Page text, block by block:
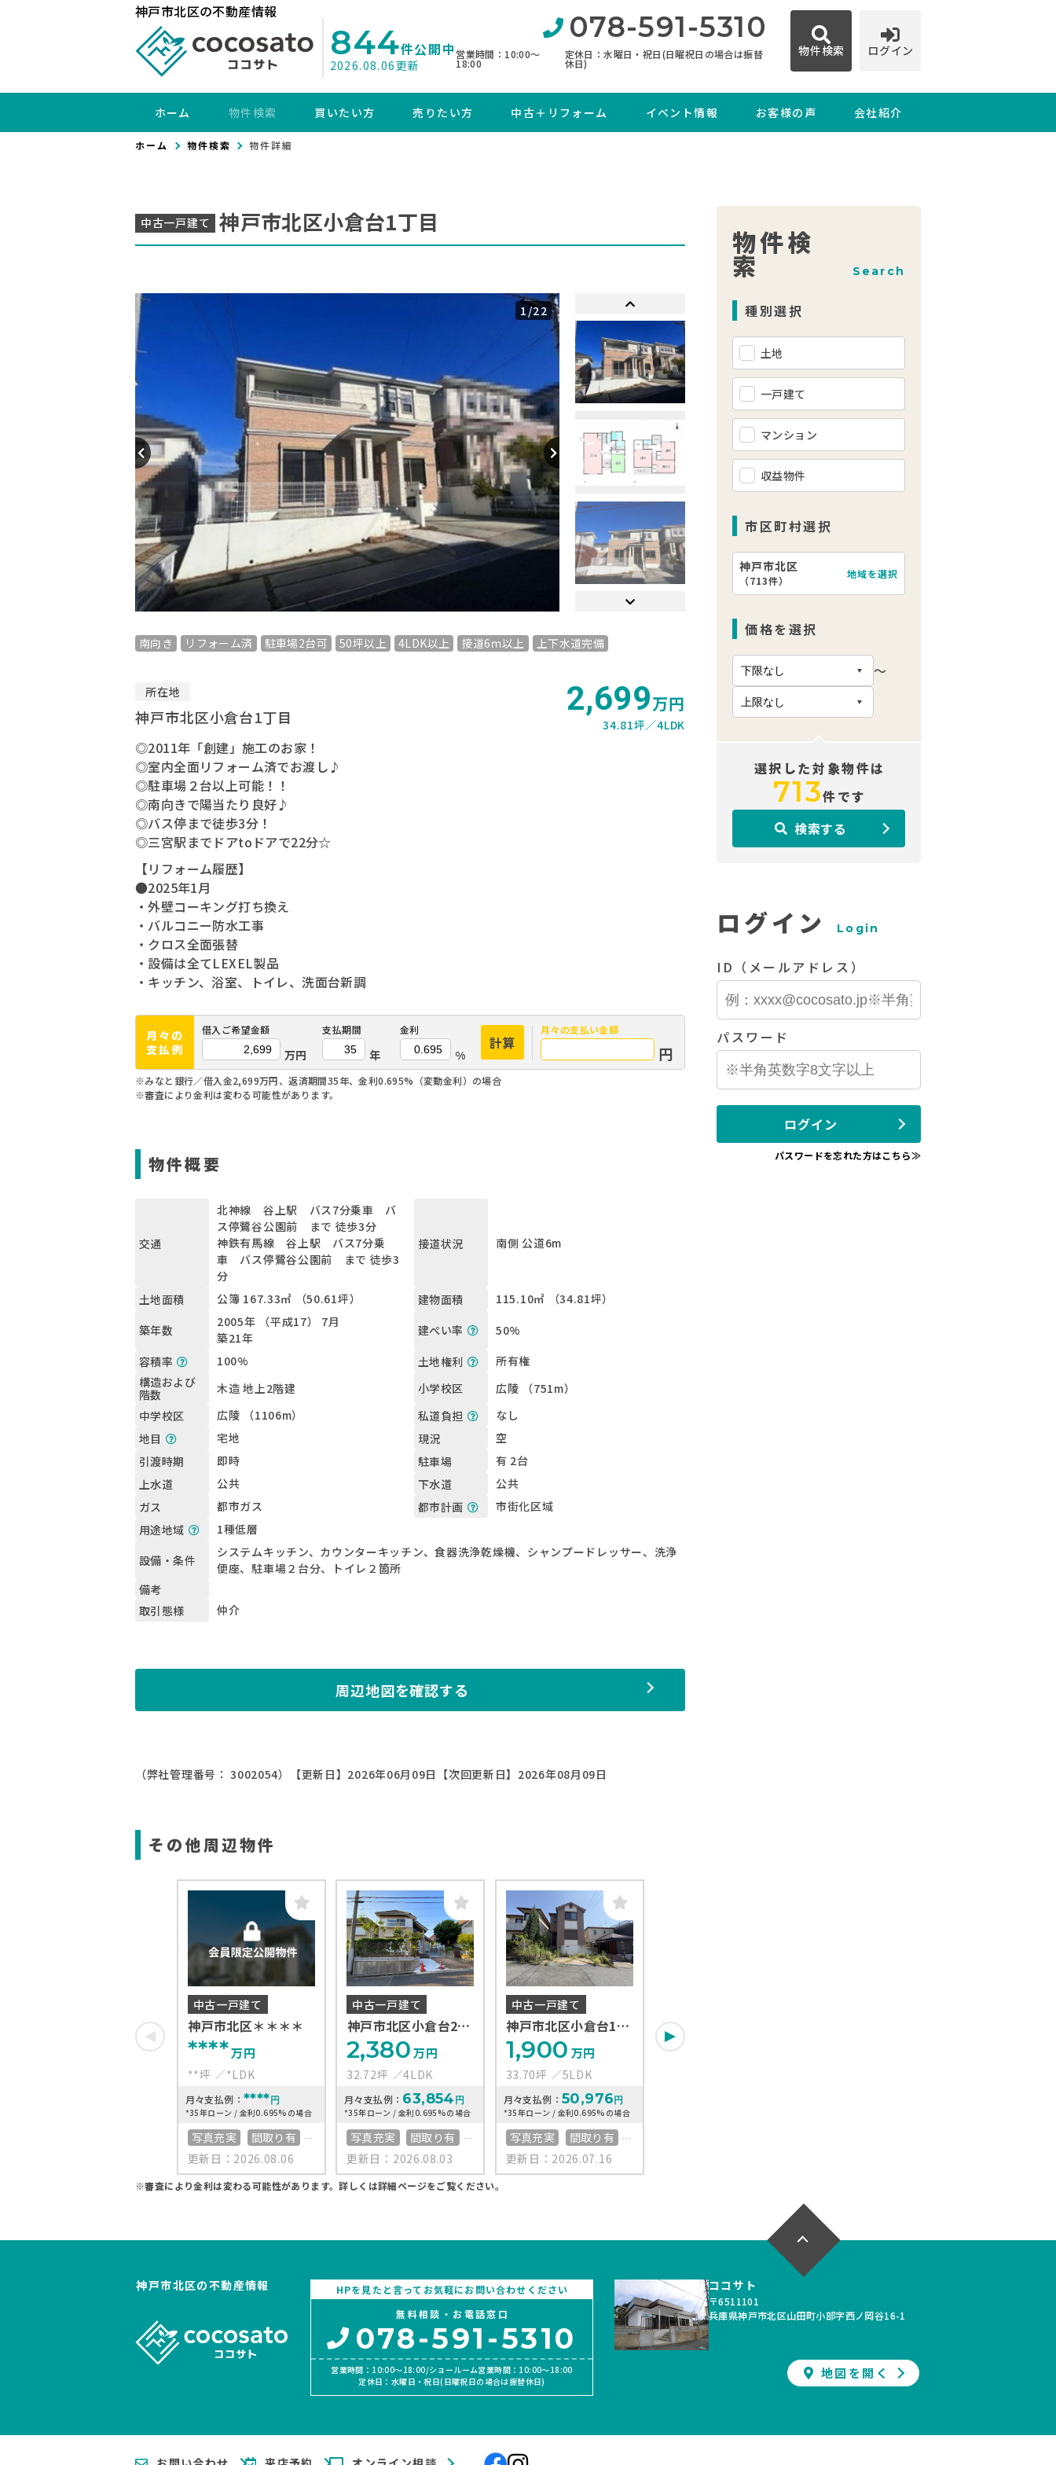
844件公開中
2026.08.06更新
神戸市北区の不動産情報 078-591-5310
営業時間：10:00〜
18:00
定休日：水曜日・祝日(日曜祝日の場合は振替
休日)
物件検索 ログイン
ホーム 物件検索 買いたい方 売りたい方 中古＋リフォーム イベント情報 お客様の声 会社紹介
ホーム 物件検索 物件詳細
中古一戸建て 神戸市北区小倉台1丁目
1/22
南向き リフォーム済 駐車場2台可 50坪以上 4LDK以上 接道6ｍ以上 上下水道完備
所在地
神戸市北区小倉台1丁目 2,699万円
34.81坪 4LDK
◎2011年「創建」施工のお家！
◎室内全面リフォーム済でお渡し♪
◎駐車場２台以上可能！！
◎南向きで陽当たり良好♪
◎バス停まで徒歩3分！
◎三宮駅までドアtoドアで22分☆
【リフォーム履歴】
●2025年1月
・外壁コーキング打ち換え
・バルコニー防水工事
・クロス全面張替
・設備は全てLEXEL製品
・キッチン、浴室、トイレ、洗面台新調
月々の
支払例
借入ご希望金額
万円
支払期間
年
金利
%
計算
月々の支払い金額
円
※みなと銀行／借入金2,699万円、返済期間35年、金利0.695%（変動金利）の場合
※審査により金利は変わる可能性があります。
物件概要
交通
北神線 谷上駅 バス7分乗車 バ
ス停鷺谷公園前 まで 徒歩3分
神鉄有馬線 谷上駅 バス7分乗
車 バス停鷺谷公園前 まで 徒歩3
分
接道状況 南側 公道6m
土地面積 公簿 167.33㎡ （50.61坪） 建物面積
115.10㎡ （34.81坪）
築年数
2005年 （平成17） 7月
築21年
建ぺい率
50%
容積率
100% 土地権利
所有権
構造および
階数
木造 地上2階建 小学校区
広陵 （751m）
中学校区
広陵 （1106m） 私道負担
なし
地目
宅地 現況
空
引渡時期
即時 駐車場
有 2台
上水道
公共 下水道
公共
ガス
都市ガス 都市計画
市街化区域
用途地域
1種低層
設備・条件
システムキッチン、カウンターキッチン、食器洗浄乾燥機、シャンプードレッサー、洗浄
便座、駐車場２台分、トイレ２箇所
備考
取引態様
仲介
周辺地図を確認する
（弊社管理番号： 3002054） 【更新日】2026年06月09日 【次回更新日】2026年08月09日
その他周辺物件
中古一戸建て
神戸市北区＊＊＊＊
****万円
**坪 *LDK
月々支払例： ****円
*35年ローン / 金利0.695%の場合
写真充実
間取り有
南向き
駐車場2台可
50坪以上
4LDK以上
更新日：2026.08.06
中古一戸建て
神戸市北区小倉台2丁
目
2,380万円
32.72坪 4LDK
月々支払例： 63,854 円
*35年ローン / 金利0.695%の場合
写真充実
間取り有
南向き
リフォーム済
50坪以上
4LDK以上
更新日：2026.08.03
中古一戸建て
神戸市北区小倉台1丁
目
1,900 万円
33.70坪 5LDK
月々支払例： 50,976円
*35年ローン / 金利0.695%の場合
写真充実
間取り有
4LDK以上
更新日：2026.07.16
神戸市北区小倉台1丁
目
****
駐車場１台無料
南面バルコニー
※審査により金利は変わる可能性があります。詳しくは詳細ページをご覧ください。
物件検
索 Search
種別選択
土地
一戸建て
マンション
収益物件
市区町村選択
神戸市北区
（713件）
地域を選択
価格を選択
〜
選択した対象物件は
713件です
検索する
ログイン Login
ID（メールアドレス）
パスワード
ログイン
パスワードを忘れた方はこちら≫
神戸市北区の不動産情報
HPを見たと言ってお気軽にお問い合わせください
無料相談・お電話窓口
078-591-5310
営業時間：10:00〜18:00/ショールーム営業時間：10:00〜18:00
定休日：水曜日・祝日(日曜祝日の場合は振替休日)
ココサト
〒6511101
兵庫県神戸市北区山田町小部字西ノ岡谷16-1
地図を開く